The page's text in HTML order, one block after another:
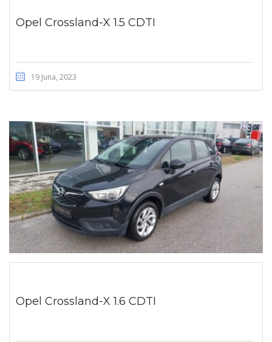
Opel Crossland-X 1.5 CDTI
19 Juna, 2023
Opel Crossland-X 1.6 CDTI